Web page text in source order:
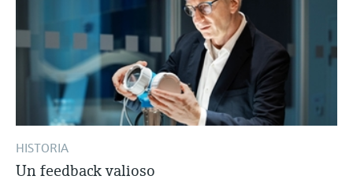
HISTORIA
Un feedback valioso